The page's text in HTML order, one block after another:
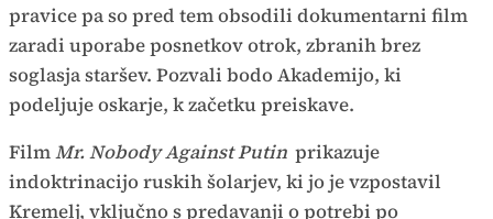
pravice pa so pred tem obsodili dokumentarni film
zaradi uporabe posnetkov otrok, zbranih brez
soglasja staršev. Pozvali bodo Akademijo, ki
podeljuje oskarje, k začetku preiskave.
FilmMr. Nobody Against Putin prikazuje
indoktrinacijo ruskih šolarjev, ki jo je vzpostavil
Kremelj, vključno s predavanji o potrebi po